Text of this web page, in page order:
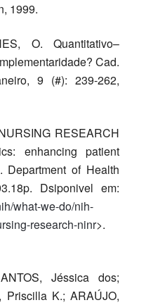
1999.
O. Quantitativo–
Cad.
9 (#): 239-262,
RESEARCH
enhancing patient
Department of Health
Dsiponivel em:
what-we-do/nih-
research-ninr>.
Jéssica dos;
Priscilla K.; ARAÚJO,